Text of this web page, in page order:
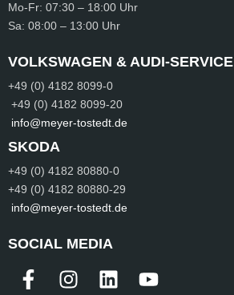
Mo-Fr: 07:30 – 18:00 Uhr
Sa: 08:00 – 13:00 Uhr
VOLKSWAGEN & AUDI-SERVICE
+49 (0) 4182 8099-0
+49 (0) 4182 8099-20
info@meyer-tostedt.de
SKODA
+49 (0) 4182 80880-0
+49 (0) 4182 80880-29
info@meyer-tostedt.de
SOCIAL MEDIA